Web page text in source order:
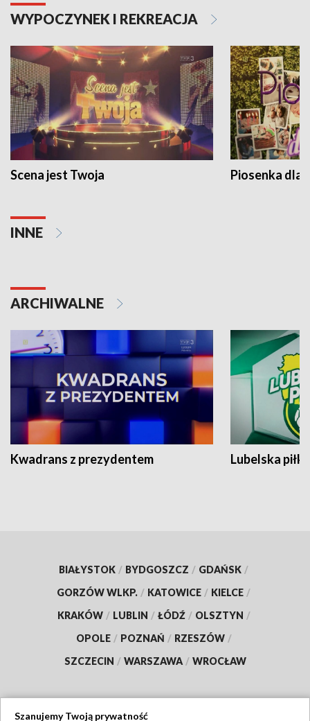
WYPOCZYNEK I REKREACJA
Scena jest Twoja Piosenka dla
INNE
ARCHIWALNE
Kwadrans z prezydentem Lubelska piłka
BIAŁYSTOK / BYDGOSZCZ / GDAŃSK /
GORZÓW WLKP. / KATOWICE / KIELCE /
KRAKÓW / LUBLIN / ŁÓDŹ / OLSZTYN /
OPOLE / POZNAŃ / RZESZÓW /
SZCZECIN / WARSZAWA / WROCŁAW
Szanujemy Twoją prywatność